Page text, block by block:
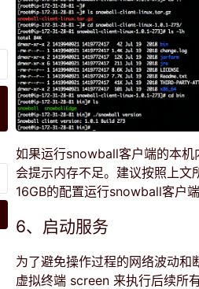
如果运行snowball客户端的本机
会提示内存不足。建议按照上文
16GB的配置运行snowball客户端
6、启动服务
为了避免操作过程的网络波动和
虚拟终端 screen 来执行后续所